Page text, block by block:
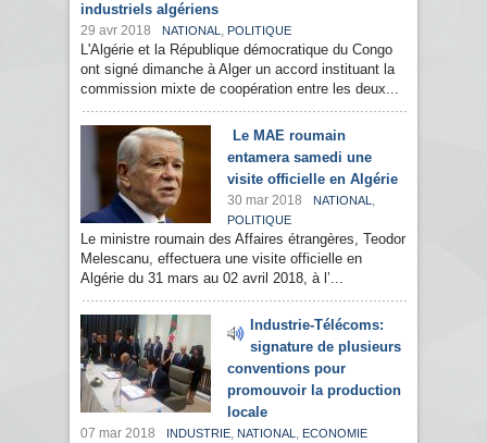
industriels algériens
29 avr 2018 NATIONAL , POLITIQUE
L'Algérie et la République démocratique du Congo
ont signé dimanche à Alger un accord instituant la
commission mixte de coopération entre les deux...
Le MAE roumain
entamera samedi une
visite officielle en Algérie
30 mar 2018 NATIONAL ,
POLITIQUE
Le ministre roumain des Affaires étrangères, Teodor
Melescanu, effectuera une visite officielle en
Algérie du 31 mars au 02 avril 2018, à l’...
Industrie-Télécoms:
signature de plusieurs
conventions pour
promouvoir la production
locale
07 mar 2018 INDUSTRIE, NATIONAL , ECONOMIE